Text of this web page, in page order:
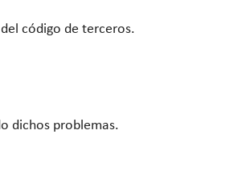
código de terceros.
dichos problemas.